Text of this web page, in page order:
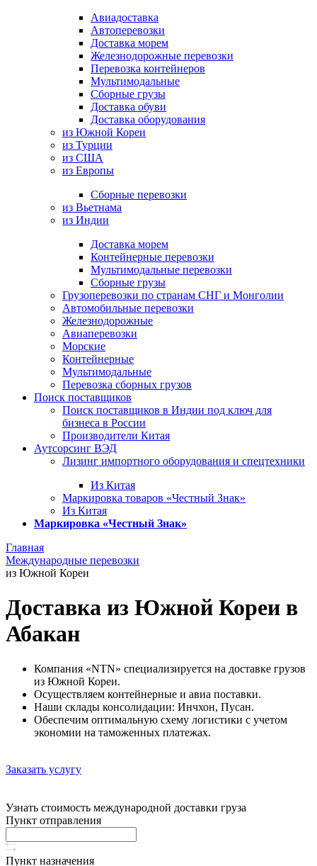
Авиадоставка
Автоперевозки
Доставка морем
Железнодорожные перевозки
Перевозка контейнеров
Мультимодальные
Сборные грузы
Доставка обуви
Доставка оборудования
из Южной Кореи
из Турции
из США
из Европы
Сборные перевозки
из Вьетнама
из Индии
Доставка морем
Контейнерные перевозки
Мультимодальные перевозки
Сборные грузы
Грузоперевозки по странам СНГ и Монголии
Автомобильные перевозки
Железнодорожные
Авиаперевозки
Морские
Контейнерные
Мультимодальные
Перевозка сборных грузов
Поиск поставщиков
Поиск поставщиков в Индии под ключ для
бизнеса в России
Производители Китая
Аутсорсинг ВЭД
Лизинг импортного оборудования и спецтехники
Из Китая
Маркировка товаров «Честный Знак»
Из Китая
Маркировка «Честный Знак»
Главная
Международные перевозки
из Южной Кореи
Доставка из Южной Кореи в
Абакан
Компания «NTN» специализируется на доставке грузов
из Южной Кореи.
Осуществляем контейнерные и авиа поставки.
Наши склады консолидации: Инчхон, Пусан.
Обеспечим оптимальную схему логистики с учетом
экономии на таможенных платежах.
Заказать услугу
Узнать стоимость международной доставки груза
Пункт отправления
Пункт назначения